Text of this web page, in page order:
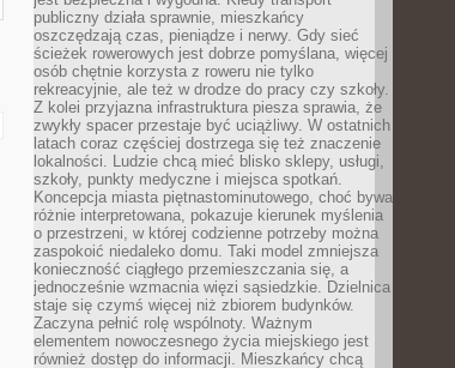
publiczny działa sprawnie, mieszkańcy
oszczędzają czas, pieniądze i nerwy. Gdy sieć
ścieżek rowerowych jest dobrze pomyślana, więcej
osób chętnie korzysta z roweru nie tylko
rekreacyjnie, ale też w drodze do pracy czy szkoły.
Z kolei przyjazna infrastruktura piesza sprawia, że
zwykły spacer przestaje być uciążliwy. W ostatnich
latach coraz częściej dostrzega się też znaczenie
lokalności. Ludzie chcą mieć blisko sklepy, usługi,
szkoły, punkty medyczne i miejsca spotkań.
Koncepcja miasta piętnastominutowego, choć bywa
różnie interpretowana, pokazuje kierunek myślenia
o przestrzeni, w której codzienne potrzeby można
zaspokoić niedaleko domu. Taki model zmniejsza
konieczność ciągłego przemieszczania się, a
jednocześnie wzmacnia więzi sąsiedzkie. Dzielnica
staje się czymś więcej niż zbiorem budynków.
Zaczyna pełnić rolę wspólnoty. Ważnym
elementem nowoczesnego życia miejskiego jest
również dostęp do informacji. Mieszkańcy chcą